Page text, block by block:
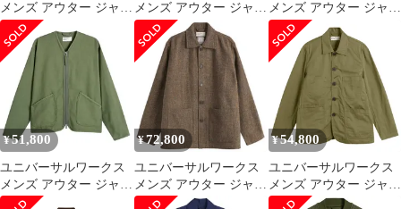
メンズ アウター ジャケ
ット・ブルゾン ウール
フリース Universal
Works Wool Fleece Field
Jacket Grey Marl グレー
メンズ アウター ジャケ
ット・ブルゾン ウール
フリース Universal
Works Wool Fleece Field
Jacket Black ブラック
メンズ アウター ジャケ
ット・ブルゾン コット
ン Universal Works
Ospinal Cotton
Seersucker Bakers Jacket
Dark Nav
¥51,800
ユニバーサルワークス
メンズ アウター ジャケ
ット・ブルゾン Tシャ
¥72,800
ユニバーサルワークス
メンズ アウター ジャケ
ット・ブルゾン ツイー
¥54,800
ユニバーサルワークス
メンズ アウター ジャケ
ット・ブルゾン